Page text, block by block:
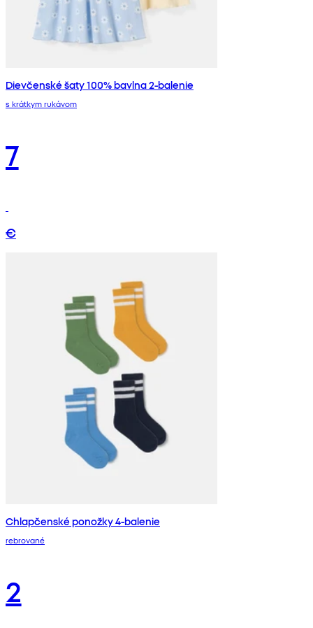
Dievčenské šaty 100% bavlna 2-balenie
s krátkym rukávom
7
€
Chlapčenské ponožky 4-balenie
rebrované
2